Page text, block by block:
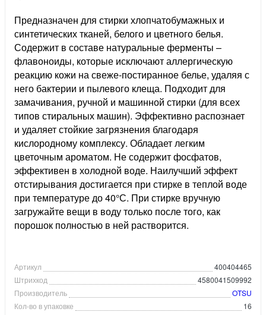
Предназначен для стирки хлопчатобумажных и
синтетических тканей, белого и цветного белья.
Содержит в составе натуральные ферменты –
флавоноиды, которые исключают аллергическую
реакцию кожи на свеже-постиранное белье, удаляя с
него бактерии и пылевого клеща. Подходит для
замачивания, ручной и машинной стирки (для всех
типов стиральных машин). Эффективно распознает
и удаляет стойкие загрязнения благодаря
кислородному комплексу. Обладает легким
цветочным ароматом. Не содержит фосфатов,
эффективен в холодной воде. Наилучший эффект
отстирывания достигается при стирке в теплой воде
при температуре до 40°С. При стирке вручную
загружайте вещи в воду только после того, как
порошок полностью в ней растворится.
Артикул
400404465
Штрихкод
4580041509992
Производитель
OTSU
Кол-во в упаковке
16